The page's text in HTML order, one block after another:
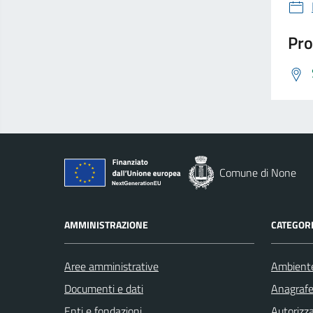
Comune di None
AMMINISTRAZIONE
Aree amministrative
Documenti e dati